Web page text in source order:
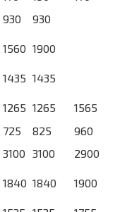
930
930
1560 1900
1435 1435
1265 1265
1565
725 825
960
3100 3100
2900
1840 1840
1900